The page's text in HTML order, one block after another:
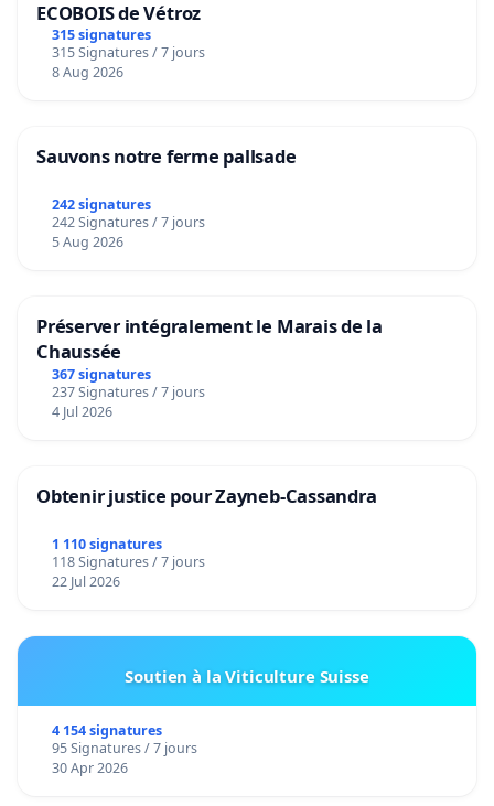
ECOBOIS de Vétroz
315 signatures
315 Signatures / 7 jours
8 Aug 2026
Sauvons notre ferme pallsade
242 signatures
242 Signatures / 7 jours
5 Aug 2026
Préserver intégralement le Marais de la
Chaussée
367 signatures
237 Signatures / 7 jours
4 Jul 2026
Obtenir justice pour Zayneb-Cassandra
1 110 signatures
118 Signatures / 7 jours
22 Jul 2026
Soutien à la Viticulture Suisse
4 154 signatures
95 Signatures / 7 jours
30 Apr 2026